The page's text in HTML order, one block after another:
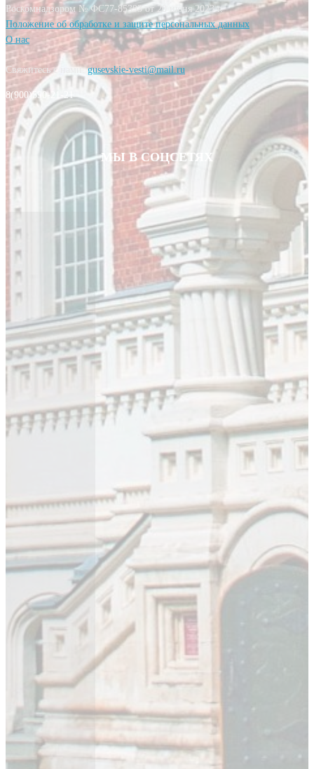
Роскомнадзором № ФС77-85393 от 20 июня 2023 г.
Положение об обработке и защите персональных данных
О нас
Свяжитесь с нами:gusevskie-vesti@mail.ru
8(900)590-21-21
МЫ В СОЦСЕТЯХ